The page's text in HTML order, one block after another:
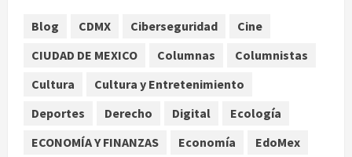
Claudia Sheinbaum decreta Jornada
domingo de agosto
agosto 10, 2026
Blog CDMX Ciberseguridad
Cine
CIUDAD DE MEXICO
Columnas
Columnistas
Cultura
Cultura y Entretenimiento
Deportes
Derecho Digital
Ecología
ECONOMÍA Y FINANZAS
Economía EdoMex